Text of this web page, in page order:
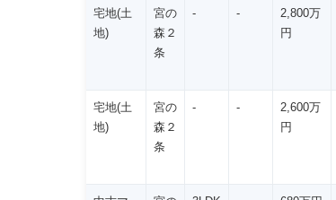
宅地(土
地)
宮の
森２
条
- -
2,800万
円
宅地(土
地)
宮の
森２
条
- -
2,600万
円